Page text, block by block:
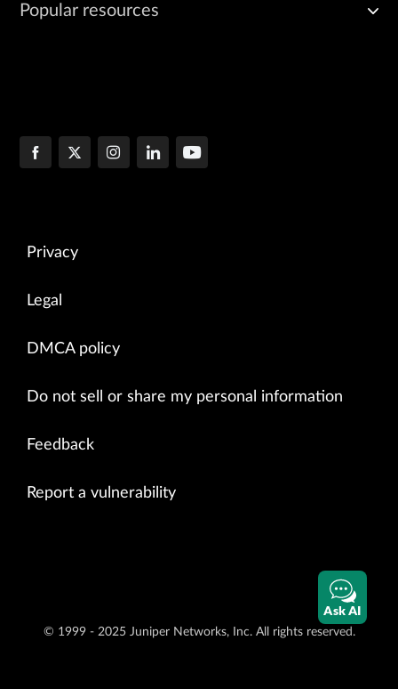
Popular resources
Privacy
Legal
DMCA policy
Do not sell or share my personal information
Feedback
Report a vulnerability
© 1999 - 2025 Juniper Networks, Inc. All rights reserved.
Ask AI